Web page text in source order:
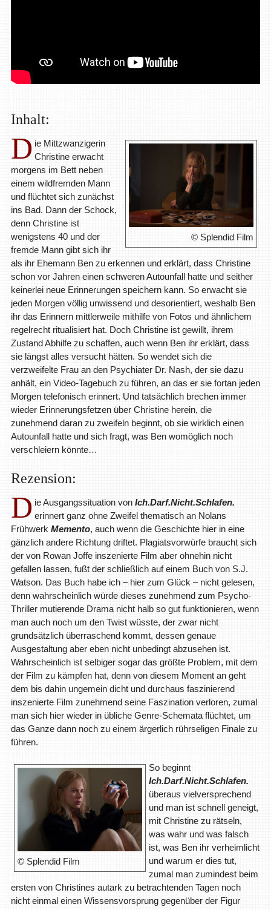
Inhalt:
© Splendid Film
D ie Mittzwanzigerin
Christine erwacht
morgens im Bett neben
einem wildfremden Mann
und flüchtet sich zunächst
ins Bad. Dann der Schock,
denn Christine ist
wenigstens 40 und der
fremde Mann gibt sich ihr
als ihr Ehemann Ben zu erkennen und erklärt, dass Christine
schon vor Jahren einen schweren Autounfall hatte und seither
keinerlei neue Erinnerungen speichern kann. So erwacht sie
jeden Morgen völlig unwissend und desorientiert, weshalb Ben
ihr das Erinnern mittlerweile mithilfe von Fotos und ähnlichem
regelrecht ritualisiert hat. Doch Christine ist gewillt, ihrem
Zustand Abhilfe zu schaffen, auch wenn Ben ihr erklärt, dass
sie längst alles versucht hätten. So wendet sich die
verzweifelte Frau an den Psychiater Dr. Nash, der sie dazu
anhält, ein Video-Tagebuch zu führen, an das er sie fortan jeden
Morgen telefonisch erinnert. Und tatsächlich brechen immer
wieder Erinnerungsfetzen über Christine herein, die
zunehmend daran zu zweifeln beginnt, ob sie wirklich einen
Autounfall hatte und sich fragt, was Ben womöglich noch
verschleiern könnte…
Rezension:
D ie Ausgangssituation von Ich.Darf.Nicht.Schlafen.
erinnert ganz ohne Zweifel thematisch an Nolans
Frühwerk Memento, auch wenn die Geschichte hier in eine
gänzlich andere Richtung driftet. Plagiatsvorwürfe braucht sich
der von Rowan Joffe inszenierte Film aber ohnehin nicht
gefallen lassen, fußt der schließlich auf einem Buch von S.J.
Watson. Das Buch habe ich – hier zum Glück – nicht gelesen,
denn wahrscheinlich würde dieses zunehmend zum Psycho-
Thriller mutierende Drama nicht halb so gut funktionieren, wenn
man auch noch um den Twist wüsste, der zwar nicht
grundsätzlich überraschend kommt, dessen genaue
Ausgestaltung aber eben nicht unbedingt abzusehen ist.
Wahrscheinlich ist selbiger sogar das größte Problem, mit dem
der Film zu kämpfen hat, denn von diesem Moment an geht
dem bis dahin ungemein dicht und durchaus faszinierend
inszenierte Film zunehmend seine Faszination verloren, zumal
man sich hier wieder in übliche Genre-Schemata flüchtet, um
das Ganze dann noch zu einem ärgerlich rührseligen Finale zu
führen.
© Splendid Film
So beginnt
Ich.Darf.Nicht.Schlafen.
überaus vielversprechend
und man ist schnell geneigt,
mit Christine zu rätseln,
was wahr und was falsch
ist, was Ben ihr verheimlicht
und warum er dies tut,
zumal man zumindest beim
ersten von Christines autark zu betrachtenden Tagen noch
nicht einmal einen Wissensvorsprung gegenüber der Figur